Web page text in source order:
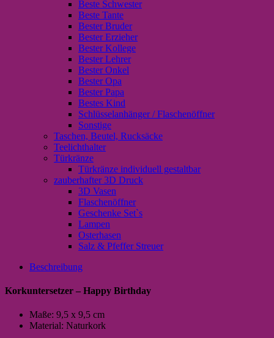
Beste Schwester
Beste Tante
Bester Bruder
Bester Erzieher
Bester Kollege
Bester Lehrer
Bester Onkel
Bester Opa
Bester Papa
Bestes Kind
Schlüsselanhänger / Flaschenöffner
Sonstige
Taschen, Beutel, Rucksäcke
Teelichthalter
Türkränze
Türkränze individuell gestaltbar
zauberhafter 3D Druck
3D Vasen
Flaschenöffner
Geschenke Set`s
Lampen
Osterhasen
Salz & Pfeffer Streuer
Beschreibung
Korkuntersetzer – Happy Birthday
Maße: 9,5 x 9,5 cm
Material: Naturkork